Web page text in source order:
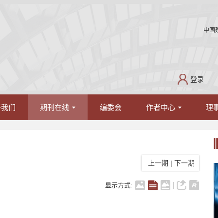
中国
登录
们 期刊在线 编委会 作者中心 理
上一期 | 下一期
显示方式: